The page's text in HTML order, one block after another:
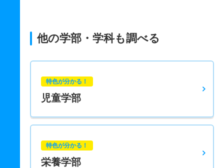
他の学部・学科も調べる
特色が分かる！
児童学部
特色が分かる！
栄養学部